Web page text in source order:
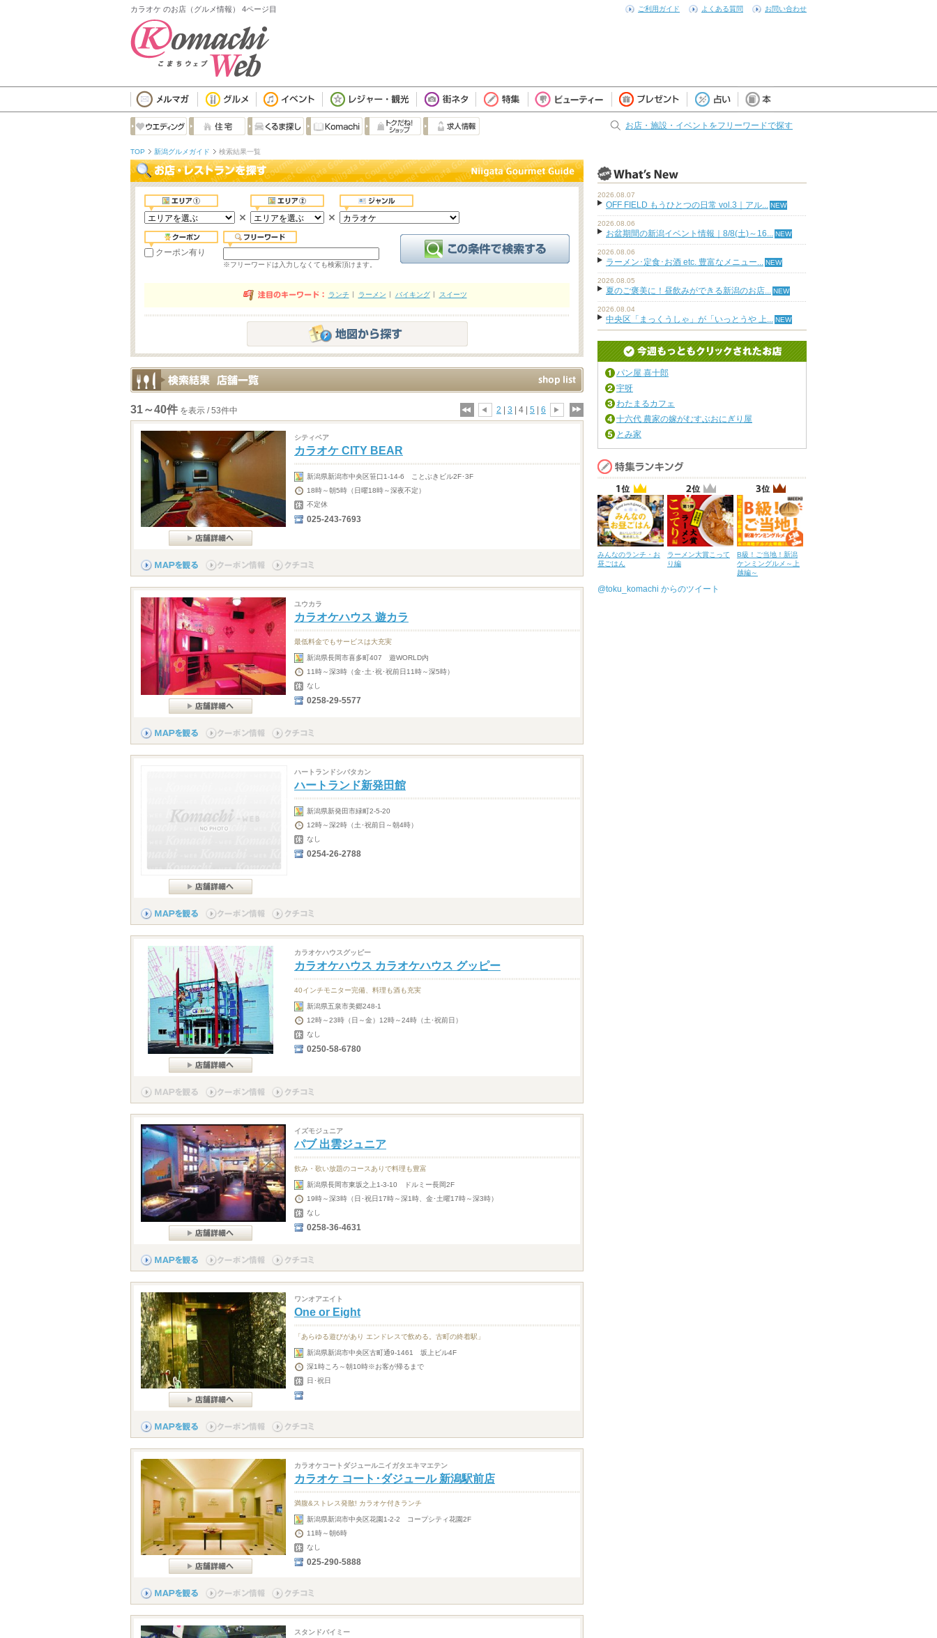
カラオケ のお店（グルメ情報） 4ページ目 ご利用ガイド よくある質問 お問い合わせ
お店・施設・イベントをフリーワードで探す
TOP 新潟グルメガイド 検索結果一覧
クーポン有り
※フリーワードは入力しなくても検索頂けます。
ランチ ラーメン バイキング スイーツ
31～40件 を表示 / 53件中 2 3 | 4 | 5 6
シティベア
カラオケ CITY BEAR
新潟県新潟市中央区笹口1-14-6 ことぶきビル2F･3F
18時～朝5時（日曜18時～深夜不定）
不定休
025-243-7693
ユウカラ
カラオケハウス 遊カラ
最低料金でもサービスは大充実
新潟県長岡市喜多町407 遊WORLD内
11時～深3時（金･土･祝･祝前日11時～深5時）
なし
0258-29-5577
ハートランドシバタカン
ハートランド新発田館
新潟県新発田市緑町2-5-20
12時～深2時（土･祝前日～朝4時）
なし
0254-26-2788
カラオケハウスグッピー
カラオケハウス カラオケハウス グッピー
40インチモニター完備、料理も酒も充実
新潟県五泉市美郷248-1
12時～23時（日～金）12時～24時（土･祝前日）
なし
0250-58-6780
イズモジュニア
パブ 出雲ジュニア
飲み・歌い放題のコースありで料理も豊富
新潟県長岡市東坂之上1-3-10 ドルミー長岡2F
19時～深3時（日･祝日17時～深1時、金･土曜17時～深3時）
なし
0258-36-4631
ワンオアエイト
One or Eight
「あらゆる遊びがあり エンドレスで飲める。古町の終着駅」
新潟県新潟市中央区古町通9-1461 坂上ビル4F
深1時ころ～朝10時※お客が帰るまで
日･祝日
カラオケコートダジュールニイガタエキマエテン
カラオケ コート･ダジュール 新潟駅前店
満腹&ストレス発散! カラオケ付きランチ
新潟県新潟市中央区花園1-2-2 コープシティ花園2F
11時～朝6時
なし
025-290-5888
スタンドバイミー
2026.08.07
OFF FIELD もうひとつの日常 vol.3｜アル...
2026.08.06
お盆期間の新潟イベント情報｜8/8(土)～16...
2026.08.06
ラーメン･定食･お酒 etc. 豊富なメニュー...
2026.08.05
夏のご褒美に！昼飲みができる新潟のお店...
2026.08.04
中央区「まっくうしゃ」が「いっとうや 上...
パン屋 喜十郎
宇呀
わたまるカフェ
十六代 農家の嫁がむすぶおにぎり屋
とみ家
みんなのランチ・お
昼ごはん
ラーメン大賞こって
り編
B級！ご当地！新潟
ケンミングルメ～上
越編～
@toku_komachi からのツイート